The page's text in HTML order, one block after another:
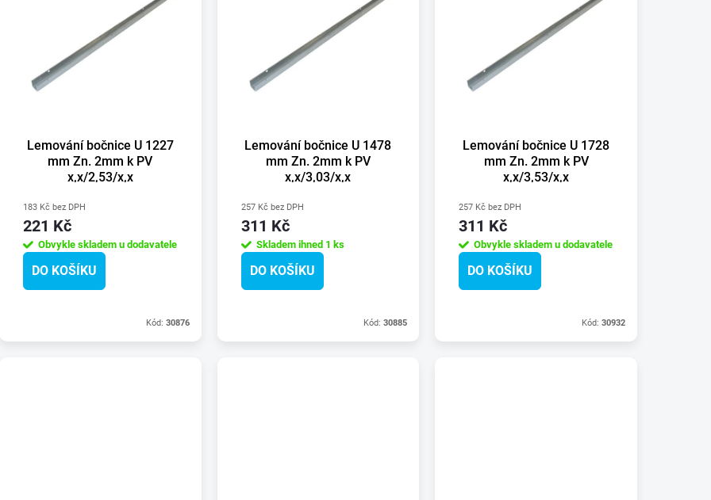
Lemování bočnice U 1227
mm Zn. 2mm k PV
x,x/2,53/x,x
183 Kč bez DPH
221 Kč
Obvykle skladem u dodavatele
DO KOŠÍKU
Kód: 30876
Lemování bočnice U 1478
mm Zn. 2mm k PV
x,x/3,03/x,x
257 Kč bez DPH
311 Kč
Skladem ihned 1 ks
DO KOŠÍKU
Kód:30885
Lemování bočnice U 1728
mm Zn. 2mm k PV
x,x/3,53/x,x
257 Kč bez DPH
311 Kč
Obvykle skladem u dodavatele
DO KOŠÍKU
Kód: 30932